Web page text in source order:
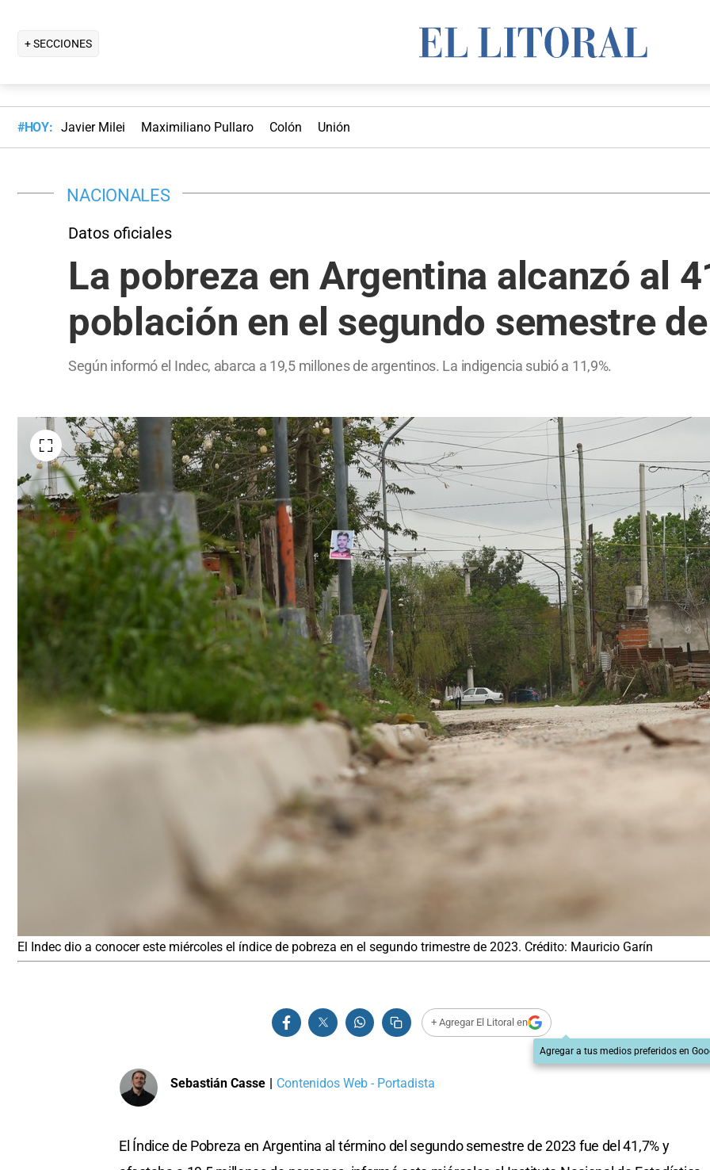
+ SECCIONES
#HOY: Javier Milei Maximiliano Pullaro Colón Unión
NACIONALES
Datos oficiales
La pobreza en Argentina alcanzó al
población en el segundo semestre
Según informó el Indec, abarca a 19,5 millones de argentinos. La indigencia subió a 11,9%.
El Indec dio a conocer este miércoles el índice de pobreza en el segundo trimestre de 2023. Crédito: Mauricio Garín
+ Agregar El Litoral en
Agregar a tus medios preferidos en
Sebastián Casse | Contenidos Web - Portadista
El Índice de Pobreza en Argentina al término del segundo semestre de 2023 fue del 41,7% y